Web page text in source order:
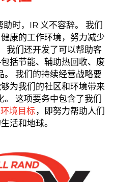
时，IR 义不容辞。 我们
康的工作环境，努力减少
我们还开发了可以帮助客
括节能、辅助热回收、废
。 我们的持续经营战略要
为我们的社区和环境带来
这项要务中包含了我们
境目标 ，即努力帮助人们
活和地球。